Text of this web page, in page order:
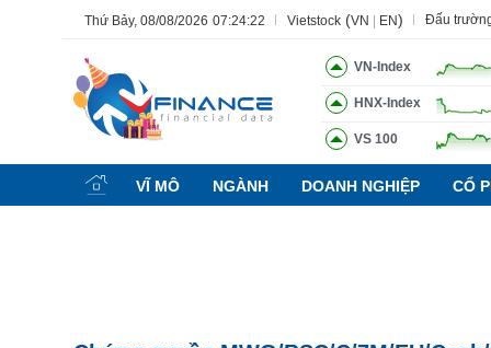
Thứ Bảy, 08/08/2026 07:24:23 Vietstock (VN EN) Đấu
VN-Index
HNX-Index
VS 100
VĨ MÔ NGÀNH DOANH NGHIỆP CỔ
Tính năng Ngành Mã chứng khoán Lãnh